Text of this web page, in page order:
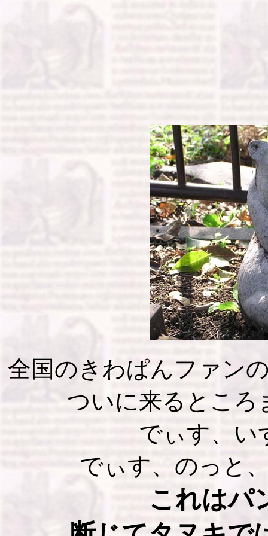
全国のきわぱんファン
ついに来るところ
でぃす、い
でぃす、のっと
これはパ